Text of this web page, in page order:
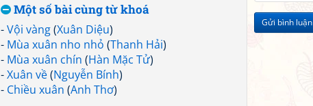
Gửi bình luận
Một số bài cùng từ khoá
-Vội vàng(Xuân Diệu)
- Mùa xuân nho nhỏ (Thanh Hải)
- Mùa xuân chín (Hàn Mặc Tử)
-Xuân về(Nguyễn Bính)
- Chiều xuân (Anh Thơ)